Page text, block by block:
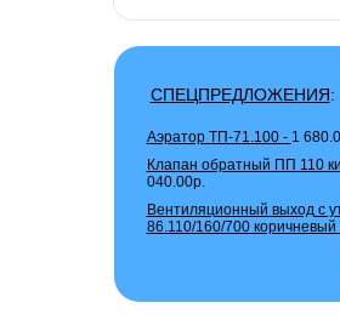
СПЕЦПРЕДЛОЖЕНИЯ:
Аэратор ТП-71.100 - 1
Клапан обратный ПП 110
040.00р.
Вентиляционный выход с
86.110/160/700 коричневый